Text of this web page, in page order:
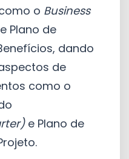
o Business
e Plano de
dando
de
como o
e Plano de